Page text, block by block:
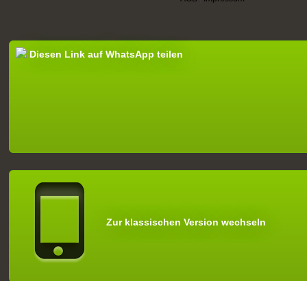
Diesen Link auf WhatsApp teilen
Zur klassischen Version wechseln